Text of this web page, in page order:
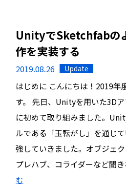
UnityでSketchfabの
作を実装する
2019.08.26 Update
はじめに こんにちは！2019年
す。 先日、Unityを用いた3D
に初めて取り組みました。
ルである「玉転がし」を通じ
強していきました。オブジェク
プレハブ、コライダーなど聞
む